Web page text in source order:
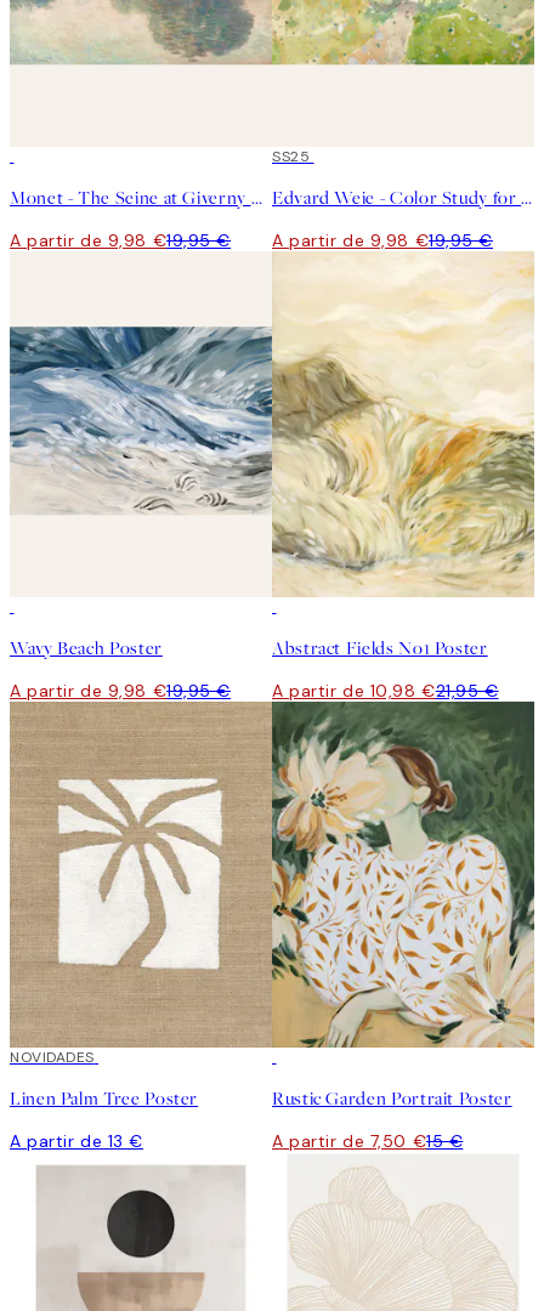
Monet - The Seine at Giverny Landscape Poster
A partir de 9,98 €19,95 €
50%*
SS25
Edvard Weie - Color Study for Road through the Forest Poster
A partir de 9,98 €19,95 €
Wavy Beach Poster
A partir de 9,98 €19,95 €
Abstract Fields No1 Poster
A partir de 10,98 €21,95 €
NOVIDADES
Linen Palm Tree Poster
A partir de 13 €
Rustic Garden Portrait Poster
A partir de 7,50 €15 €